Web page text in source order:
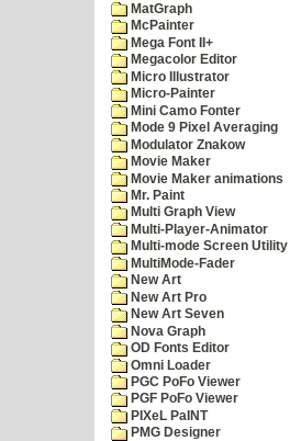
MatGraph
McPainter
Mega Font II+
Megacolor Editor
Micro Illustrator
Micro-Painter
Mini Camo Fonter
Mode 9 Pixel Averaging
Modulator Znakow
Movie Maker
Movie Maker animations
Mr. Paint
Multi Graph View
Multi-Player-Animator
Multi-mode Screen Utility
MultiMode-Fader
New Art
New Art Pro
New Art Seven
Nova Graph
OD Fonts Editor
Omni Loader
PGC PoFo Viewer
PGF PoFo Viewer
PIXeL PaINT
PMG Designer